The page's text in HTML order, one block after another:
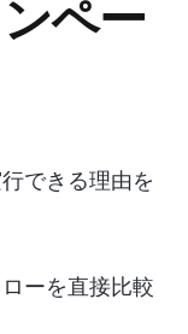
ペー
できる理由を
ーを直接比較